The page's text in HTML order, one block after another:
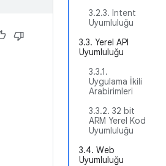
3.2.3. Intent
Uyumluluğu
3.3. Yerel API
Uyumluluğu
3.3.1.
Uygulama İkili
Arabirimleri
3.3.2. 32 bit
ARM Yerel Kod
Uyumluluğu
3.4. Web
Uyumluluğu